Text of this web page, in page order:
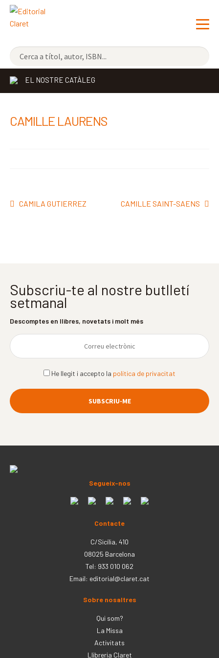
NOVETATS
ELS MÉS VENUTS
EL NOSTRE CATÀLEG
CAMILLE LAURENS
Navegació
Entrada
CAMILA GUTIERREZ
Pròxima
CAMILLE SAINT-SAENS
Subscriu-te al nostre butlletí
setmanal
Descomptes en llibres, novetats i molt més
He llegit i accepto la política de privacitat
Segueix-nos
Contacte
C/Sicília, 410
08025 Barcelona
Tel: 933 010 062
Email: editorial@claret.cat
Sobre nosaltres
Qui som?
La Missa
Activitats
Llibreria Claret